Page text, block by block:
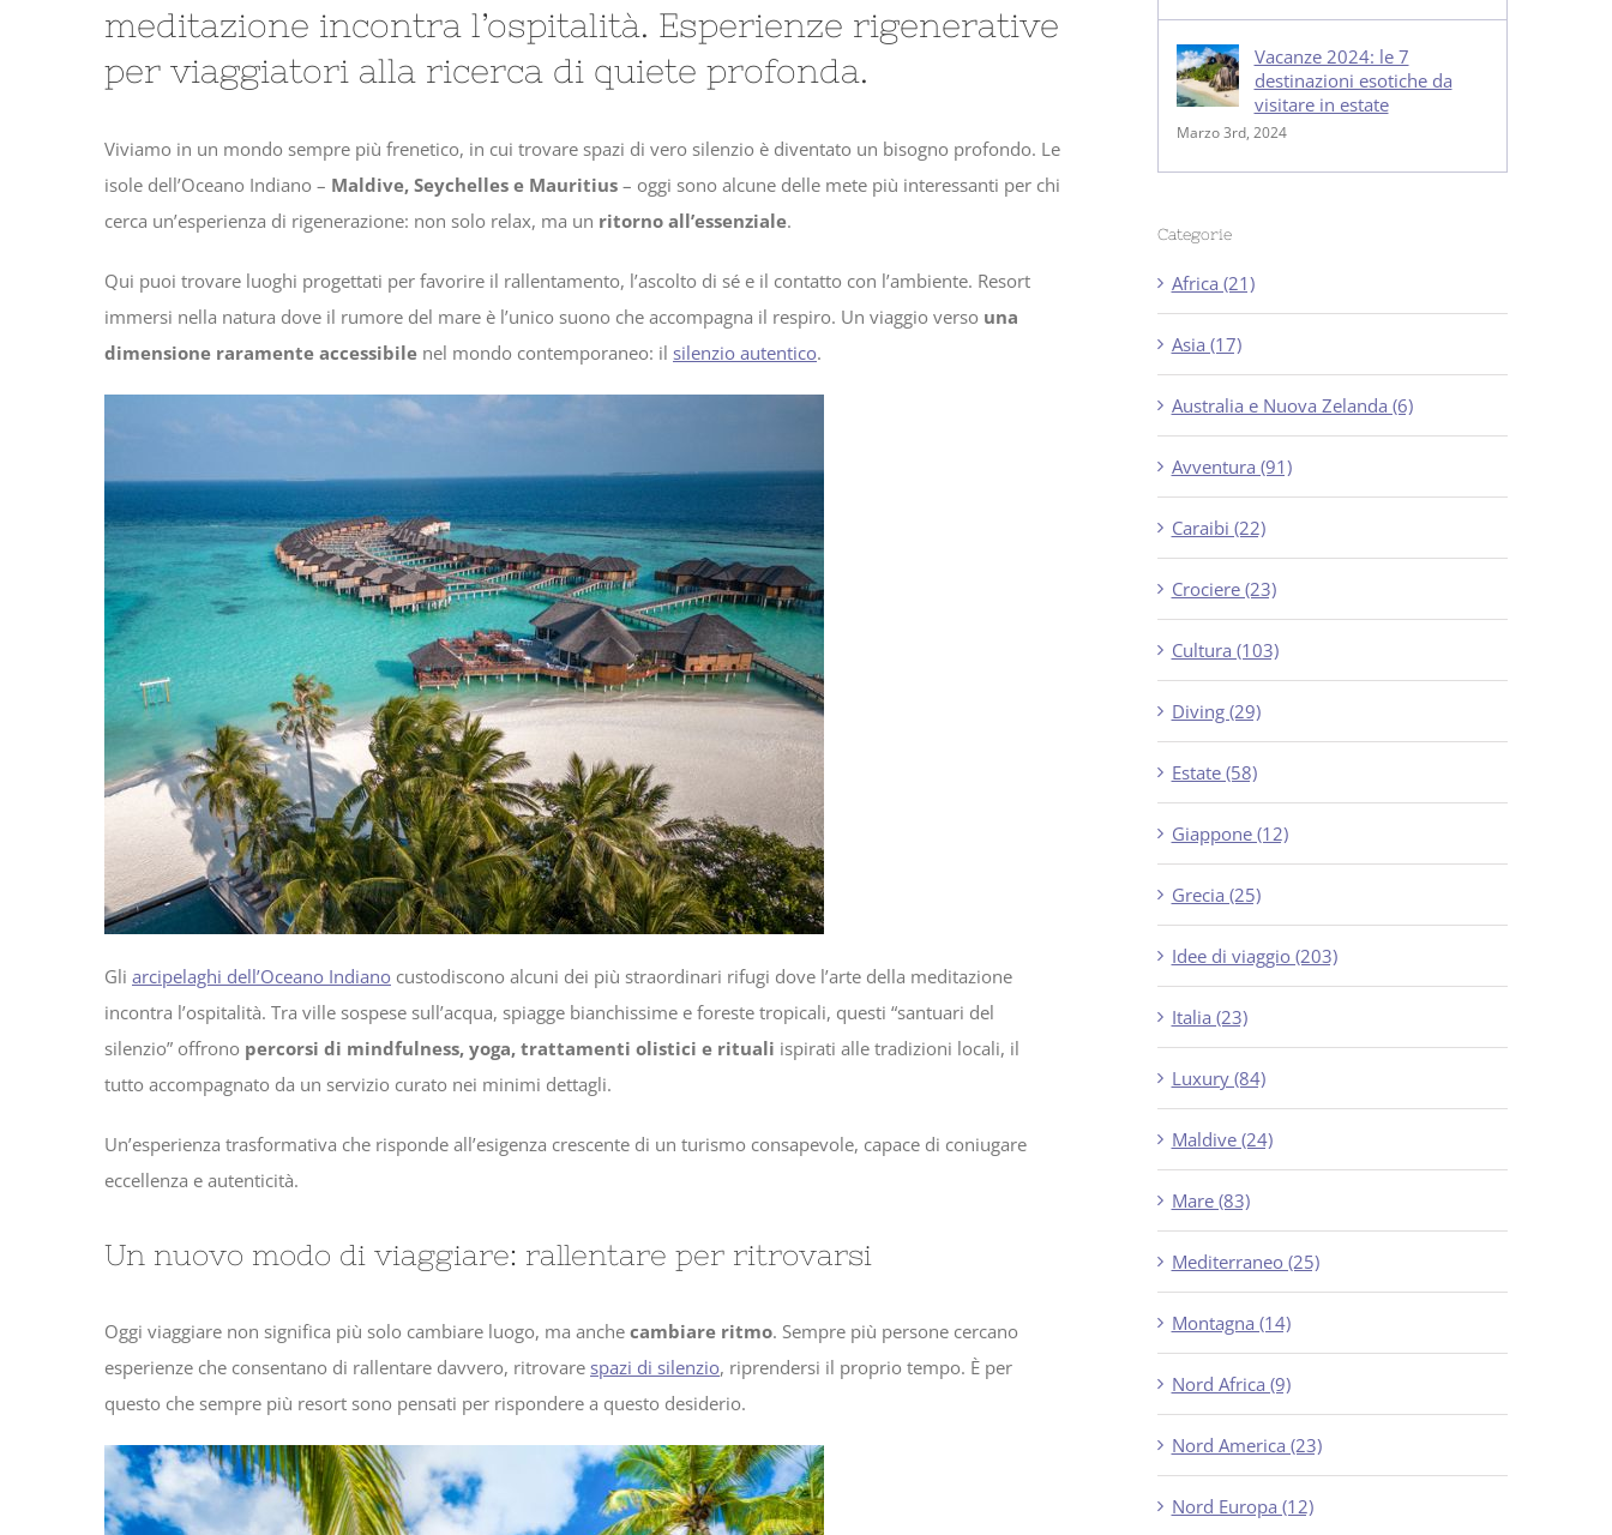
meditazione incontra l’ospitalità. Esperienze rigenerative
per viaggiatori alla ricerca di quiete profonda.
Viviamo in un mondo sempre più frenetico, in cui trovare spazi di vero silenzio è diventato un bisogno profondo. Le
isole dell’Oceano Indiano – Maldive, Seychelles e Mauritius – oggi sono alcune delle mete più interessanti per chi
cerca un’esperienza di rigenerazione: non solo relax, ma un ritorno all’essenziale.
Qui puoi trovare luoghi progettati per favorire il rallentamento, l’ascolto di sé e il contatto con l’ambiente. Resort
immersi nella natura dove il rumore del mare è l’unico suono che accompagna il respiro. Un viaggio verso una
dimensione raramente accessibile nel mondo contemporaneo: il silenzio autentico.
Gli arcipelaghi dell’Oceano Indiano custodiscono alcuni dei più straordinari rifugi dove l’arte della meditazione
incontra l’ospitalità. Tra ville sospese sull’acqua, spiagge bianchissime e foreste tropicali, questi “santuari del
silenzio” offrono percorsi di mindfulness, yoga, trattamenti olistici e rituali ispirati alle tradizioni locali, il
tutto accompagnato da un servizio curato nei minimi dettagli.
Un’esperienza trasformativa che risponde all’esigenza crescente di un turismo consapevole, capace di coniugare
eccellenza e autenticità.
Un nuovo modo di viaggiare: rallentare per ritrovarsi
Oggi viaggiare non significa più solo cambiare luogo, ma anche cambiare ritmo. Sempre più persone cercano
esperienze che consentano di rallentare davvero, ritrovare spazi di silenzio, riprendersi il proprio tempo. È per
questo che sempre più resort sono pensati per rispondere a questo desiderio.
Vacanze 2024: le 7
destinazioni esotiche da
visitare in estate
Marzo 3rd, 2024
Categorie
Africa (21)
Asia (17)
Australia e Nuova Zelanda (6)
Avventura (91)
Caraibi (22)
Crociere (23)
Cultura (103)
Diving (29)
Estate (58)
Giappone (12)
Grecia (25)
Idee di viaggio (203)
Italia (23)
Luxury (84)
Maldive (24)
Mare (83)
Mediterraneo (25)
Montagna (14)
Nord Africa (9)
Nord America (23)
Nord Europa (12)